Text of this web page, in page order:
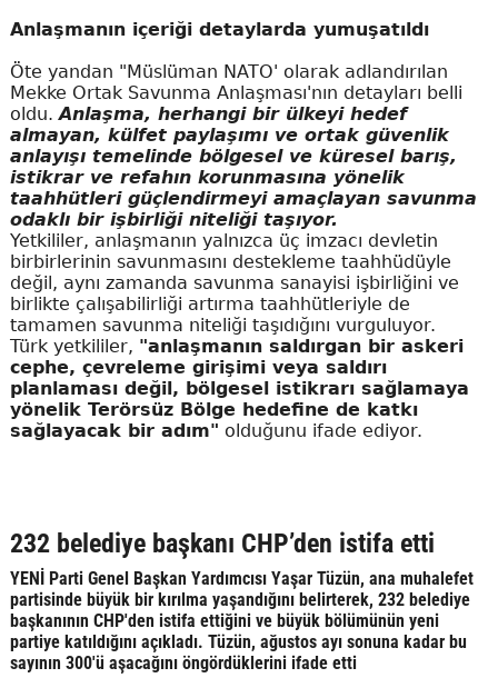
Anlaşmanın içeriği detaylarda yumuşatıldı
Öte yandan "Müslüman NATO' olarak adlandırılan
Mekke Ortak Savunma Anlaşması'nın detayları belli
oldu.Anlaşma, herhangi bir ülkeyi hedef
almayan, külfet paylaşımı ve ortak güvenlik
anlayışı temelinde bölgesel ve küresel barış,
istikrar ve refahın korunmasına yönelik
taahhütleri güçlendirmeyi amaçlayan savunma
odaklı bir işbirliği niteliği taşıyor.
Yetkililer, anlaşmanın yalnızca üç imzacı devletin
birbirlerinin savunmasını destekleme taahhüdüyle
değil, aynı zamanda savunma sanayisi işbirliğini ve
birlikte çalışabilirliği artırma taahhütleriyle de
tamamen savunma niteliği taşıdığını vurguluyor.
Türk yetkililer, "anlaşmanın saldırgan bir askeri
cephe, çevreleme girişimi veya saldırı
planlaması değil, bölgesel istikrarı sağlamaya
yönelik Terörsüz Bölge hedefine de katkı
sağlayacak bir adım" olduğunu ifade ediyor.
232 belediye başkanı CHP’den istifa etti
YENİ Parti Genel Başkan Yardımcısı Yaşar Tüzün, ana muhalefet
partisinde büyük bir kırılma yaşandığını belirterek, 232 belediye
başkanının CHP'den istifa ettiğini ve büyük bölümünün yeni
partiye katıldığını açıkladı. Tüzün, ağustos ayı sonuna kadar bu
sayının 300'ü aşacağını öngördüklerini ifade etti